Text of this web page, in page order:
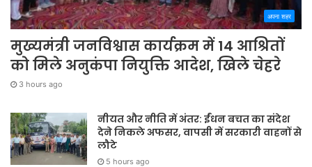
अपना शहर
मुख्यमंत्री जनविश्वास कार्यक्रम में 14 आश्रितों
को मिले अनुकंपा नियुक्ति आदेश, खिले चेहरे
3 hours ago
नीयत और नीति में अंतर: ईंधन बचत का संदेश
देने निकले अफसर, वापसी में सरकारी वाहनों से
लौटे
5 hours ago